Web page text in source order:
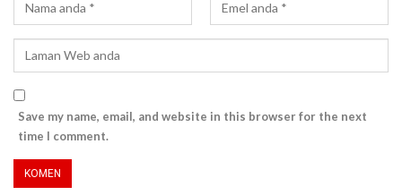
Save my name, email, and website in this browser for the next
time I comment.